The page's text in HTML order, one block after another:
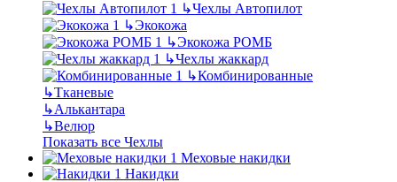
↳Чехлы Автопилот
↳Экокожа
↳Экокожа РОМБ
↳Чехлы жаккард
↳Комбинированные
↳Тканевые
↳Алькантара
↳Велюр
Показать все Чехлы
Меховые накидки
Накидки